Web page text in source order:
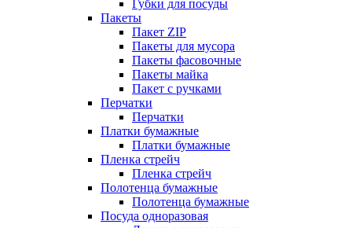
Губки для посуды
Пакеты
Пакет ZIP
Пакеты для мусора
Пакеты фасовочные
Пакеты майка
Пакет с ручками
Перчатки
Перчатки
Платки бумажные
Платки бумажные
Пленка стрейч
Пленка стрейч
Полотенца бумажные
Полотенца бумажные
Посуда одноразовая